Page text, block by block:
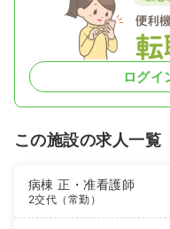
ログイ
この施設の求人一覧
病棟正・准看護師
2交代（常勤）